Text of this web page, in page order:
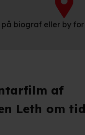
på biograf eller by
af
Leth om